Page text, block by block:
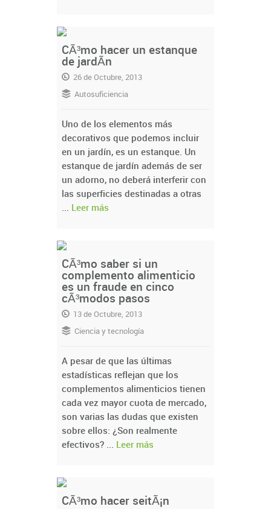
CÃ³mo hacer un estanque
de jardÃ­n
26 de Octubre, 2013
Autosuficiencia
Uno de los elementos más
decorativos que podemos incluir
en un jardín, es un estanque. Un
estanque de jardín además de ser
un adorno, no deberá interferir con
las superficies destinadas a otras
... Leer más
CÃ³mo saber si un
complemento alimenticio
es un fraude en cinco
cÃ³modos pasos
13 de Octubre, 2013
Ciencia y tecnología
A pesar de que las últimas
estadísticas reflejan que los
complementos alimenticios tienen
cada vez mayor cuota de mercado,
son varias las dudas que existen
sobre ellos: ¿Son realmente
efectivos? ... Leer más
CÃ³mo hacer seitÃ¡n